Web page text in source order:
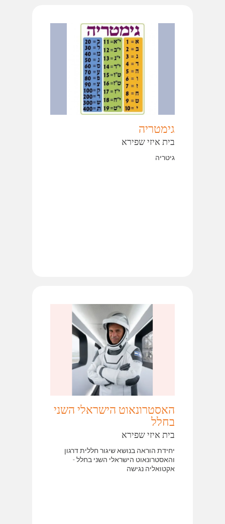
גימטריה
בית איזי שפירא
גיטריה
האסטרונאוט הישראלי השני
בחלל
בית איזי שפירא
יחידת הוראה בנושא שיגור חללית דרגון
והאסטרונאוט הישראלי השני בחלל -
אקטואליה נגישה